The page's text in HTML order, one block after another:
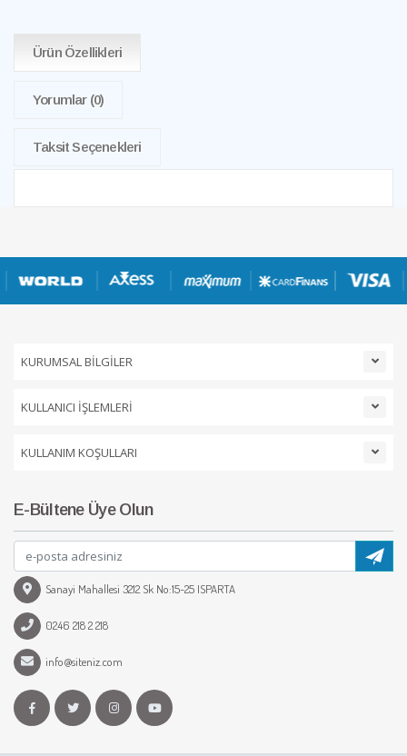
Ürün Özellikleri
Yorumlar (0)
Taksit Seçenekleri
KURUMSAL BİLGİLER
KULLANICI İŞLEMLERİ
KULLANIM KOŞULLARI
E-Bültene Üye Olun
Sanayi Mahallesi 3212 Sk No:15-25 ISPARTA
0246 218 2 218
info@siteniz.com